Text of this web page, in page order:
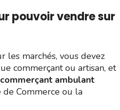
pouvoir vendre sur
les marchés, vous devez
commerçant ou artisan, et
ambulant
Commerce ou la